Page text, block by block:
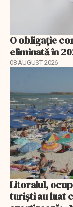
O obligație
eliminată în
08 AUGUST 2026
Litoralul,
turiști au luat